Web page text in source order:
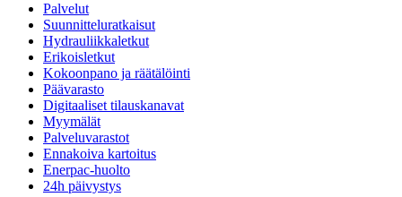
Palvelut
Suunnitteluratkaisut
Hydrauliikkaletkut
Erikoisletkut
Kokoonpano ja räätälöinti
Päävarasto
Digitaaliset tilauskanavat
Myymälät
Palveluvarastot
Ennakoiva kartoitus
Enerpac-huolto
24h päivystys